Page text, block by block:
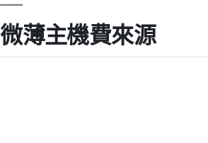
微薄主機費來源